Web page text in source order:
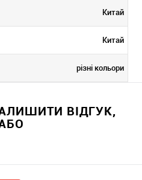
Китай
Китай
різні кольори
ВІДГУК,